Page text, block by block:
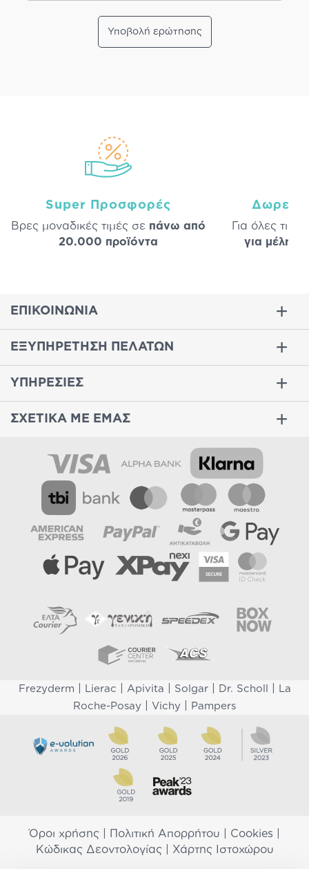
Υποβολή ερώτησης
Super Προσφορές
Βρες μοναδικές τιμές σε πάνω από
20.000 προϊόντα
Δωρεάν
Για όλες τις
για μέλη
ΕΠΙΚΟΙΝΩΝΙΑ
ΕΞΥΠΗΡΕΤΗΣΗ ΠΕΛΑΤΩΝ
ΥΠΗΡΕΣΙΕΣ
ΣΧΕΤΙΚΑ ΜΕ ΕΜΑΣ
Frezyderm Lierac Apivita Solgar| Dr. Scholl
La
Roche-Posay
Vichy Pampers
Όροι χρήσης Πολιτική Απορρήτου Cookies
Κώδικας Δεοντολογίας| Χάρτης Ιστοχώρου